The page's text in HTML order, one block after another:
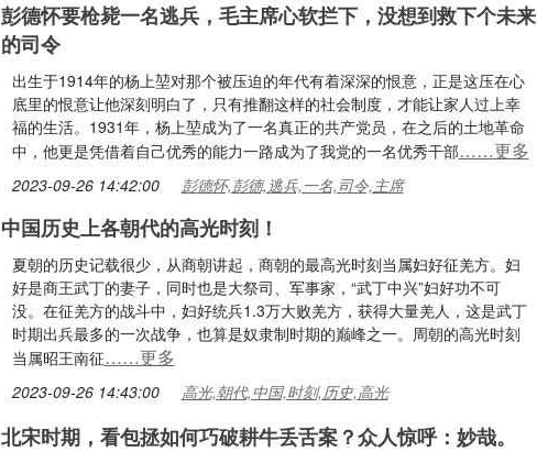
彭德怀要枪毙一名逃兵，毛主席心软拦下，没想到救下个未来
的司令
出生于1914年的杨上堃对那个被压迫的年代有着深深的恨意，正是这压在心
底里的恨意让他深刻明白了，只有推翻这样的社会制度，才能让家人过上幸
福的生活。1931年，杨上堃成为了一名真正的共产党员，在之后的土地革命
中，他更是凭借着自己优秀的能力一路成为了我党的一名优秀干部……更多
2023-09-26 14:42:00 彭德怀,彭德,逃兵,一名,司令,主席
中国历史上各朝代的高光时刻！
夏朝的历史记载很少，从商朝讲起，商朝的最高光时刻当属妇好征羌方。妇
好是商王武丁的妻子，同时也是大祭司、军事家，“武丁中兴”妇好功不可
没。在征羌方的战斗中，妇好统兵1.3万大败羌方，获得大量羌人，这是武丁
时期出兵最多的一次战争，也算是奴隶制时期的巅峰之一。周朝的高光时刻
当属昭王南征……更多
2023-09-26 14:43:00 高光,朝代,中国,时刻,历史,高光
北宋时期，看包拯如何巧破耕牛丢舌案？众人惊呼：妙哉。